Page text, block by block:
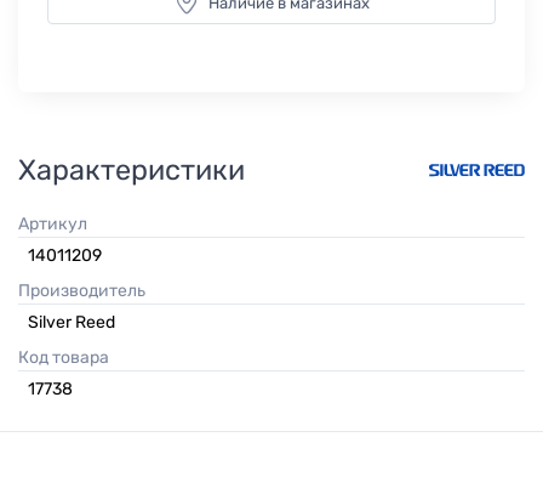
Характеристики
Артикул
14011209
Производитель
Silver Reed
Код товара
17738